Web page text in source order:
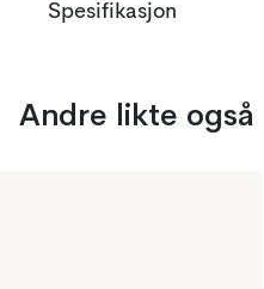
Spesifikasjon
Andre likte også